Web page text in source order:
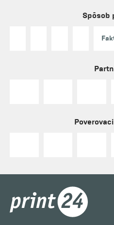
Spôsob